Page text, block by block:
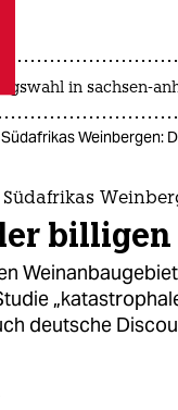
taz zahl ich
taz zahl ich
in sachsen-
Weinbergen:
billigen
deutsche